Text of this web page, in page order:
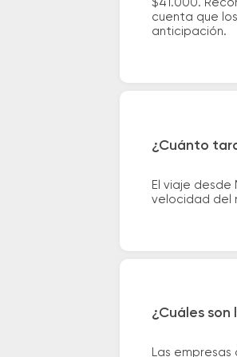
$41.000.
cuenta que
anticipación.
¿Cuánto
El viaje desde
velocidad del
¿Cuáles son
Las